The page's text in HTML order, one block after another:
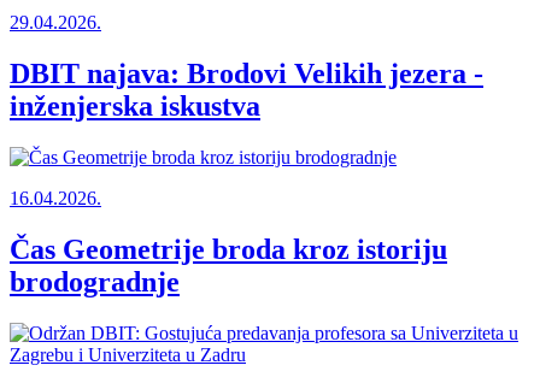
29.04.2026.
DBIT najava: Brodovi Velikih jezera -
inženjerska iskustva
16.04.2026.
Čas Geometrije broda kroz istoriju
brodogradnje